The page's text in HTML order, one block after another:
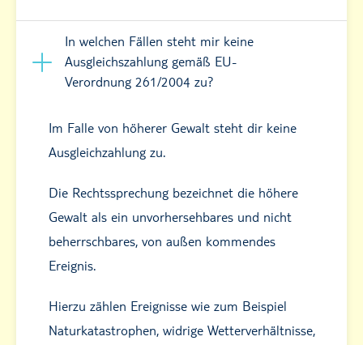
In welchen Fällen steht mir keine
Ausgleichszahlung gemäß EU-
Verordnung 261/2004 zu?
Im Falle von höherer Gewalt steht dir keine
Ausgleichzahlung zu.
Die Rechtssprechung bezeichnet die höhere
Gewalt als ein unvorhersehbares und nicht
beherrschbares, von außen kommendes
Ereignis.
Hierzu zählen Ereignisse wie zum Beispiel
Naturkatastrophen, widrige Wetterverhältnisse,